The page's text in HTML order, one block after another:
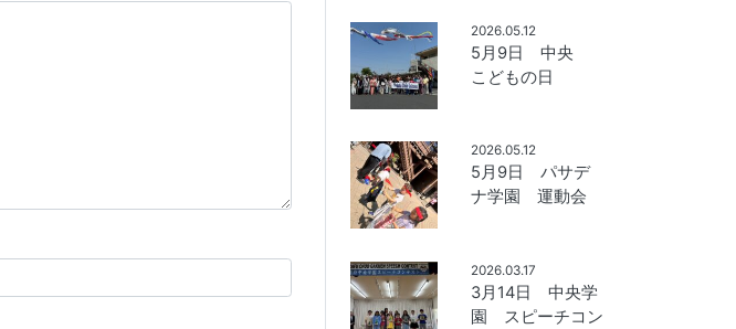
2026.05.12
5月9日 中央
こどもの日
2026.05.12
5月9日 パサデ
ナ学園 運動会
2026.03.17
3月14日 中央学
園 スピーチコン